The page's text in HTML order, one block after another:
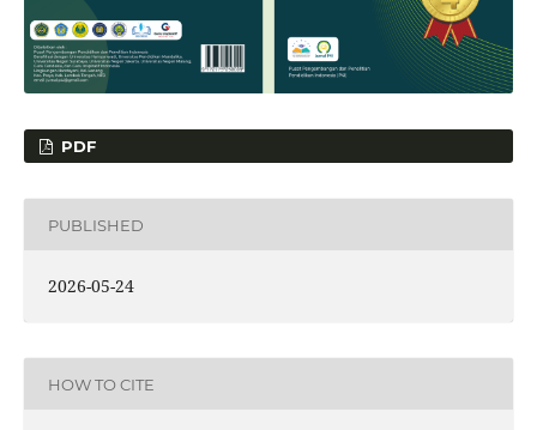
PDF
PUBLISHED
2026-05-24
HOW TO CITE